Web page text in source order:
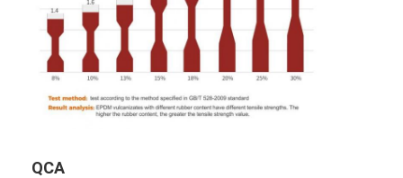
Pavimentos de borracha para uso comercial
Pavimentadores de borracha interligados
grama artificial plena
QCA